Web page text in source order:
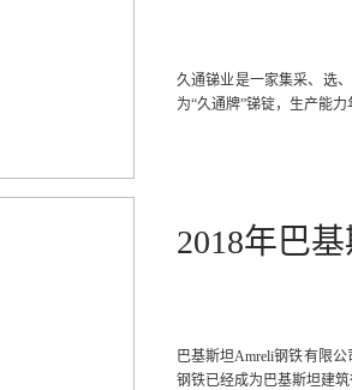
久通锑业是一家集采、选
为“久通牌”锑锭，生产能
2018年巴
巴基斯坦Amreli钢铁有限
钢铁已经成为巴基斯坦建